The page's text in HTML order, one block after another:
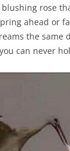
rose
ahead or
the same
can never